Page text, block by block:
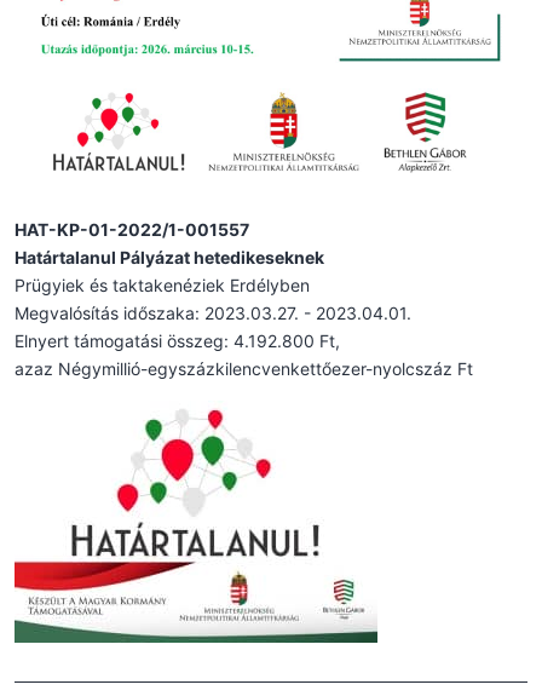
HAT-KP-01-2022/1-001557
Határtalanul Pályázat hetedikeseknek
Prügyiek és taktakenéziek Erdélyben
Megvalósítás időszaka: 2023.03.27. - 2023.04.01.
Elnyert támogatási összeg: 4.192.800 Ft,
azaz Négymillió-egyszázkilencvenkettőezer-nyolcszáz Ft